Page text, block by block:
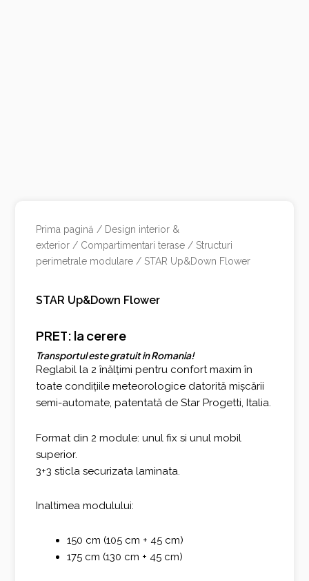
Prima pagină / Design interior &
exterior / Compartimentari terase / Structuri
perimetrale modulare / STAR Up&Down Flower
STAR Up&Down Flower
PRET: la cerere
Transportul este gratuit in Romania!
Reglabil la 2 înălțimi pentru confort maxim în
toate condițiile meteorologice datorită mișcării
semi-automate, patentată de Star Progetti, Italia.
Format din 2 module: unul fix si unul mobil
superior.
3+3 sticla securizata laminata.
Inaltimea modulului:
150 cm (105 cm + 45 cm)​
175 cm (130 cm + 45 cm)​